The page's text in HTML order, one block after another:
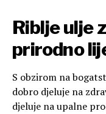
Riblje ulje
prirodno
S obzirom na
dobro djeluje na
djeluje na upalne